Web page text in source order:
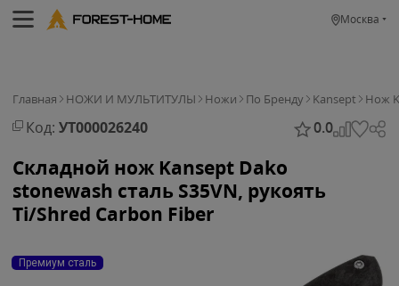
Москва
Главная НОЖИ И МУЛЬТИТУЛЫ Ножи По Бренду Kansept Нож
Код: УТ000026240 0.0
Складной нож Kansept Dako
stonewash сталь S35VN, рукоять
Ti/Shred Carbon Fiber
Премиум сталь